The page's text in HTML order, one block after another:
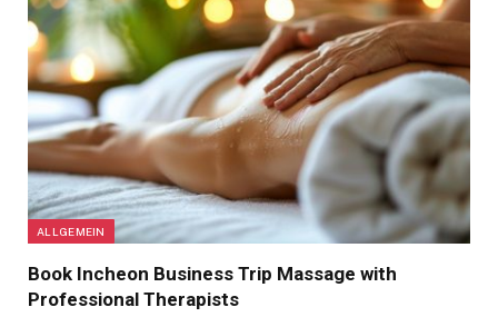
ALLGEMEIN
Book Incheon Business Trip Massage with
Professional Therapists